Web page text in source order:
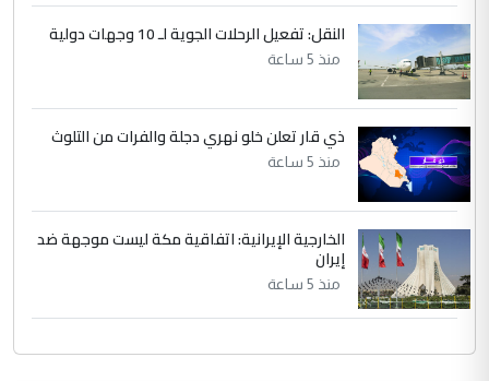
النقل: تفعيل الرحلات الجوية لـ 10 وجهات دولية
منذ 5 ساعة
ذي قار تعلن خلو نهري دجلة والفرات من التلوث
منذ 5 ساعة
الخارجية الإيرانية: اتفاقية مكة ليست موجهة ضد
إيران
منذ 5 ساعة